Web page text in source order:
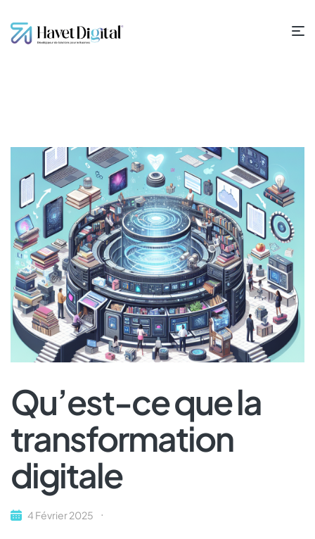
Qu’est-ce que la
transformation
digitale
4 Février 2025